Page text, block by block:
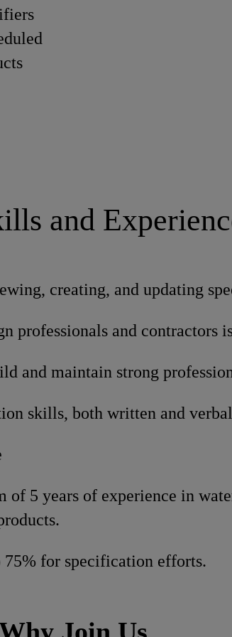
and
creating, and updating
professionals and contractors
and maintain strong
skills, both written and
of 5 years of experience in
for specification efforts.